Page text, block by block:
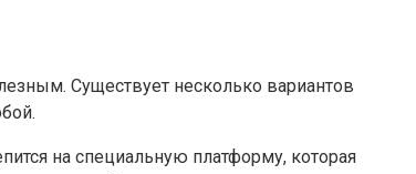
Существует несколько вариантов
на специальную платформу, которая